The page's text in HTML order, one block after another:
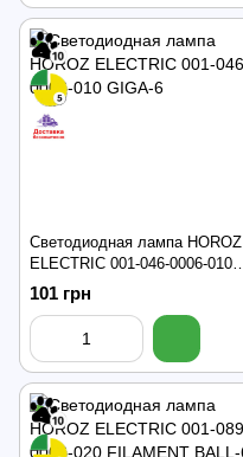
Светодиодная лампа HOROZ
ELECTRIC 001-046-0006-010
GIGA-6
101 грн